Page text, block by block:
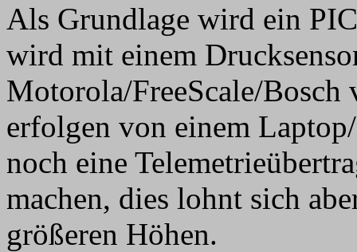
Als Grundlage wird ein
wird mit einem
Motorola/FreeScale/
erfolgen von einem
noch eine
machen, dies lohnt sich
größeren Höhen.